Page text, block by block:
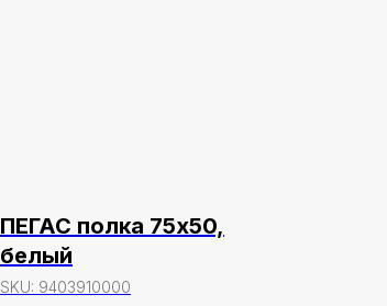
ПЕГАС полка 75х50,
белый
SKU: 9403910000